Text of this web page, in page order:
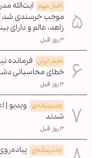
اخبار مهم آیت‌الله
موجب خرسندی شد /
زاهد، عالم و
۳ روز قبل
اخبار ایران فرمانده
خطای محاسباتی
۳ روز قبل
چندرسانه‌ای ویدیو |
شدند
۳ روز قبل
چندرسانه‌ای